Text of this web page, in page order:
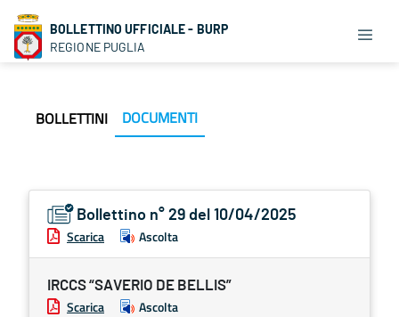
BOLLETTINO UFFICIALE - BURP
REGIONE PUGLIA
BOLLETTINI DOCUMENTI
Bollettino n° 29 del 10/04/2025
Scarica Ascolta
IRCCS “SAVERIO DE BELLIS”
Scarica Ascolta